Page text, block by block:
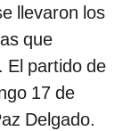
llevaron los
que
El partido de
17 de
Delgado.